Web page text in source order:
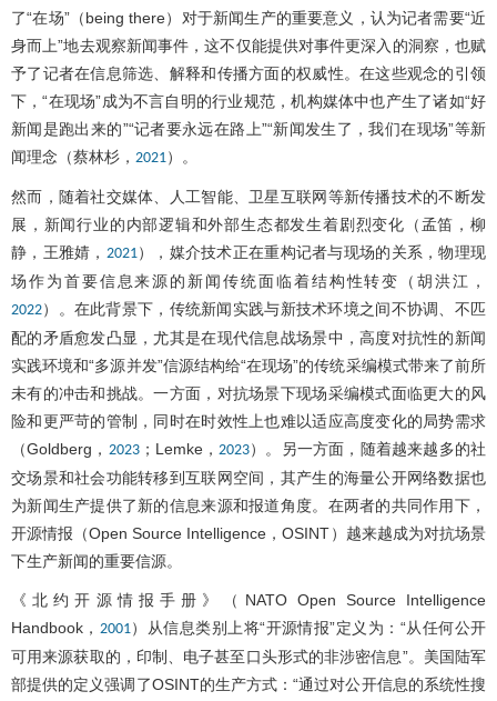
了“在场”（being there）对于新闻生产的重要意义，认为记者需要“近
身而上”地去观察新闻事件，这不仅能提供对事件更深入的洞察，也赋
予了记者在信息筛选、解释和传播方面的权威性。在这些观念的引领
下，“在现场”成为不言自明的行业规范，机构媒体中也产生了诸如“好
新闻是跑出来的”“记者要永远在路上”“新闻发生了，我们在现场”等新
闻理念（蔡林杉， 2021）。
然而，随着社交媒体、人工智能、卫星互联网等新传播技术的不断发
展，新闻行业的内部逻辑和外部生态都发生着剧烈变化（孟笛，柳
静，王雅婧， 2021），媒介技术正在重构记者与现场的关系，物理现
场作为首要信息来源的新闻传统面临着结构性转变（胡洪江，
2022）。在此背景下，传统新闻实践与新技术环境之间不协调、不匹
配的矛盾愈发凸显，尤其是在现代信息战场景中，高度对抗性的新闻
实践环境和“多源并发”信源结构给“在现场”的传统采编模式带来了前所
未有的冲击和挑战。一方面，对抗场景下现场采编模式面临更大的风
险和更严苛的管制，同时在时效性上也难以适应高度变化的局势需求
（Goldberg， 2023；Lemke， 2023）。另一方面，随着越来越多的社
交场景和社会功能转移到互联网空间，其产生的海量公开网络数据也
为新闻生产提供了新的信息来源和报道角度。在两者的共同作用下，
开源情报（Open Source Intelligence，OSINT）越来越成为对抗场景
下生产新闻的重要信源。
《北约开源情报手册》（NATO Open Source Intelligence
Handbook， 2001）从信息类别上将“开源情报”定义为：“从任何公开
可用来源获取的，印制、电子甚至口头形式的非涉密信息”。美国陆军
部提供的定义强调了OSINT的生产方式：“通过对公开信息的系统性搜